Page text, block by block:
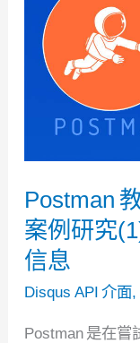
API
–
OAuth
2.0
用
Postman
案例研究
信息
Disqus API 介面,
Postman 是在嘗